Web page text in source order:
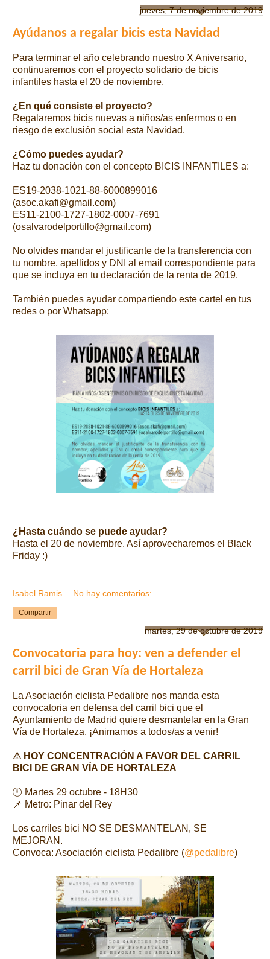
jueves, 7 de noviembre de 2019
Ayúdanos a regalar bicis esta Navidad
Para terminar el año celebrando nuestro X Aniversario,
continuaremos con el proyecto solidario de bicis
infantiles hasta el 20 de noviembre.
¿En qué consiste el proyecto?
Regalaremos bicis nuevas a niños/as enfermos o en
riesgo de exclusión social esta Navidad.
¿Cómo puedes ayudar?
Haz tu donación con el concepto BICIS INFANTILES a:
ES19-2038-1021-88-6000899016
(asoc.akafi@gmail.com)
ES11-2100-1727-1802-0007-7691
(osalvarodelportillo@gmail.com)
No olvides mandar el justificante de la transferencia con
tu nombre, apellidos y DNI al email correspondiente para
que se incluya en tu declaración de la renta de 2019.
También puedes ayudar compartiendo este cartel en tus
redes o por Whatsapp:
¿Hasta cuándo se puede ayudar?
Hasta el 20 de noviembre. Así aprovecharemos el Black
Friday :)
Isabel Ramis No hay comentarios:
Compartir
martes, 29 de octubre de 2019
Convocatoria para hoy: ven a defender el
carril bici de Gran Vía de Hortaleza
La Asociación ciclista Pedalibre nos manda esta
convocatoria en defensa del carril bici que el
Ayuntamiento de Madrid quiere desmantelar en la Gran
Vía de Hortaleza. ¡Animamos a todos/as a venir!
⚠ HOY CONCENTRACIÓN A FAVOR DEL CARRIL
BICI DE GRAN VÍA DE HORTALEZA
🕛 Martes 29 octubre - 18H30
📌 Metro: Pinar del Rey
Los carriles bici NO SE DESMANTELAN, SE
MEJORAN.
Convoca: Asociación ciclista Pedalibre (@pedalibre)